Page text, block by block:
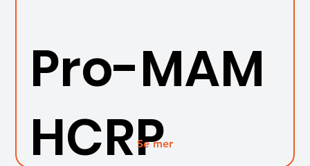
Pro-MAM
HCRP
Se mer